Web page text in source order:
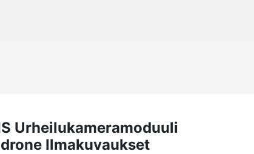
Urheilukameramoduuli
Ilmakuvaukset